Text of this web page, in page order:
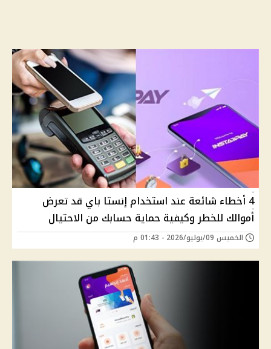
4 أخطاء شائعة عند استخدام إنستا باي قد تعرض
أموالك للخطر وكيفية حماية حسابك من الاحتيال
الخميس 09/يوليو/2026 - 01:43 م